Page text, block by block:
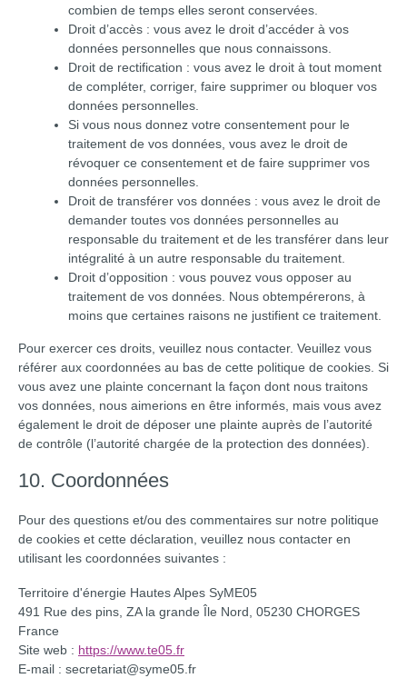
combien de temps elles seront conservées.
Droit d’accès : vous avez le droit d’accéder à vos
données personnelles que nous connaissons.
Droit de rectification : vous avez le droit à tout moment
de compléter, corriger, faire supprimer ou bloquer vos
données personnelles.
Si vous nous donnez votre consentement pour le
traitement de vos données, vous avez le droit de
révoquer ce consentement et de faire supprimer vos
données personnelles.
Droit de transférer vos données : vous avez le droit de
demander toutes vos données personnelles au
responsable du traitement et de les transférer dans leur
intégralité à un autre responsable du traitement.
Droit d’opposition : vous pouvez vous opposer au
traitement de vos données. Nous obtempérerons, à
moins que certaines raisons ne justifient ce traitement.
Pour exercer ces droits, veuillez nous contacter. Veuillez vous
référer aux coordonnées au bas de cette politique de cookies. Si
vous avez une plainte concernant la façon dont nous traitons
vos données, nous aimerions en être informés, mais vous avez
également le droit de déposer une plainte auprès de l’autorité
de contrôle (l’autorité chargée de la protection des données).
10. Coordonnées
Pour des questions et/ou des commentaires sur notre politique
de cookies et cette déclaration, veuillez nous contacter en
utilisant les coordonnées suivantes :
Territoire d'énergie Hautes Alpes SyME05
491 Rue des pins, ZA la grande Île Nord, 05230 CHORGES
France
Site web : https://www.te05.fr
E-mail : secretariat@syme05.fr